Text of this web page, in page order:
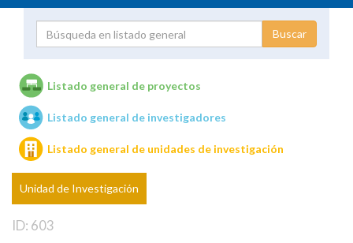
Unidades de investigación
Listado general de proyectos
Listado general de investigadores
Listado general de unidades de investigación
Unidad de Investigación
ID: 603